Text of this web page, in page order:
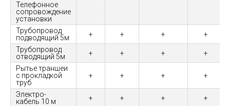
Телефонное
сопровождение
установки
Трубопровод
подводящий 5м
+ + +
+
Трубопровод
отводящий 5м
+ + +
+
Рытье траншеи
с прокладкой
труб
+ + + +
Электро-
кабель 10 м
+ + +
+